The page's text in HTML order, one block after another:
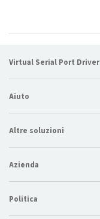
Virtual Serial Port Driver
Aiuto
Altre soluzioni
Azienda
Politica